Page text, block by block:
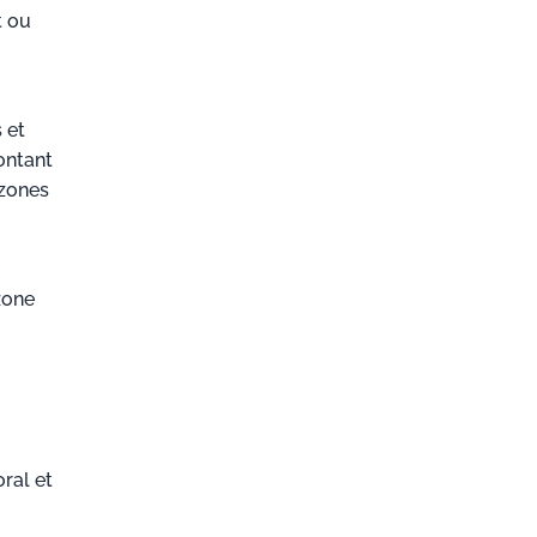
ou
et
et